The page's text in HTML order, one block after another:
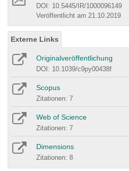
DOI: 10.5445/IR/1000096149
Veröffentlicht am 21.10.2019
Externe Links
Originalveröffentlichung
DOI: 10.1039/c9py00438f
Scopus
Zitationen: 7
Web of Science
Zitationen: 7
Dimensions
Zitationen: 8